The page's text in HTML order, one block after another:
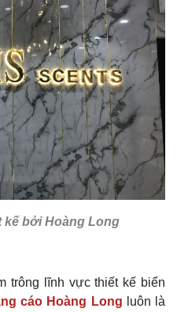
bởi Hoàng Long
trông lĩnh vực thiết kế biển
cáo Hoàng Long luôn là